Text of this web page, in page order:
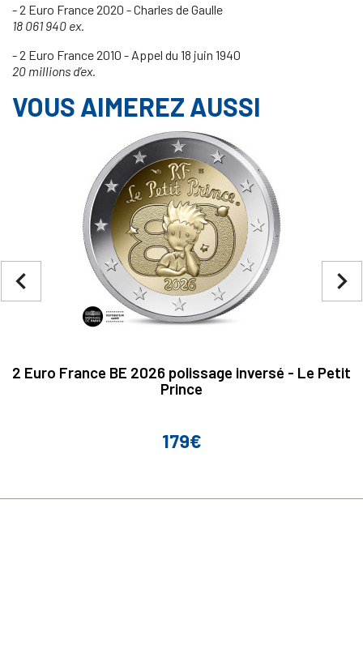
- 2 Euro France 2020 - Charles de Gaulle
18 061 940 ex.
- 2 Euro France 2010 - Appel du 18 juin 1940
20 millions d’ex.
VOUS AIMEREZ AUSSI
2 Euro France BE 2026 polissage inversé - Le Petit
Prince
Prix
179€
navigate_next
navigate_before